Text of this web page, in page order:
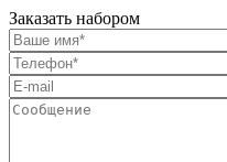
Заказать набором